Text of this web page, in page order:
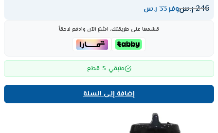
246ر.سوفر 33 ر.س
قسّمها على طريقتك، اشترِ الآن وادفع لاحقاً
متبقي 5 قطع
إضافة إلى السلة